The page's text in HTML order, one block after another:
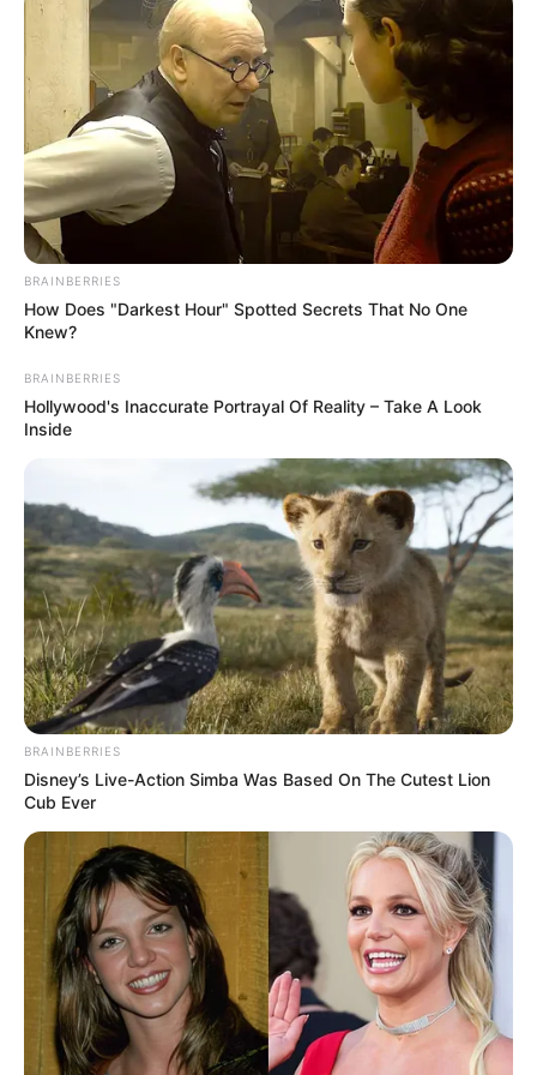
Detail
Judul: Rambut Kafan
Judul Lain: –
Genre: Horor
Negara: Indonesia
Sutradara: Helfi Kardit
Produser: –
Penulis Naskah: –
Rumah Produksi: Voxineema
Channel TV: –
Jadwal Tayang: Mulai 18 Januari 2024
BRAINBERRIES
How Does "Darkest Hour" Spotted Secrets That No One
Knew?
BRAINBERRIES
Hollywood's Inaccurate Portrayal Of Reality – Take A Look
Inside
BRAINBERRIES
Disney’s Live-Action Simba Was Based On The Cutest Lion
Cub Ever